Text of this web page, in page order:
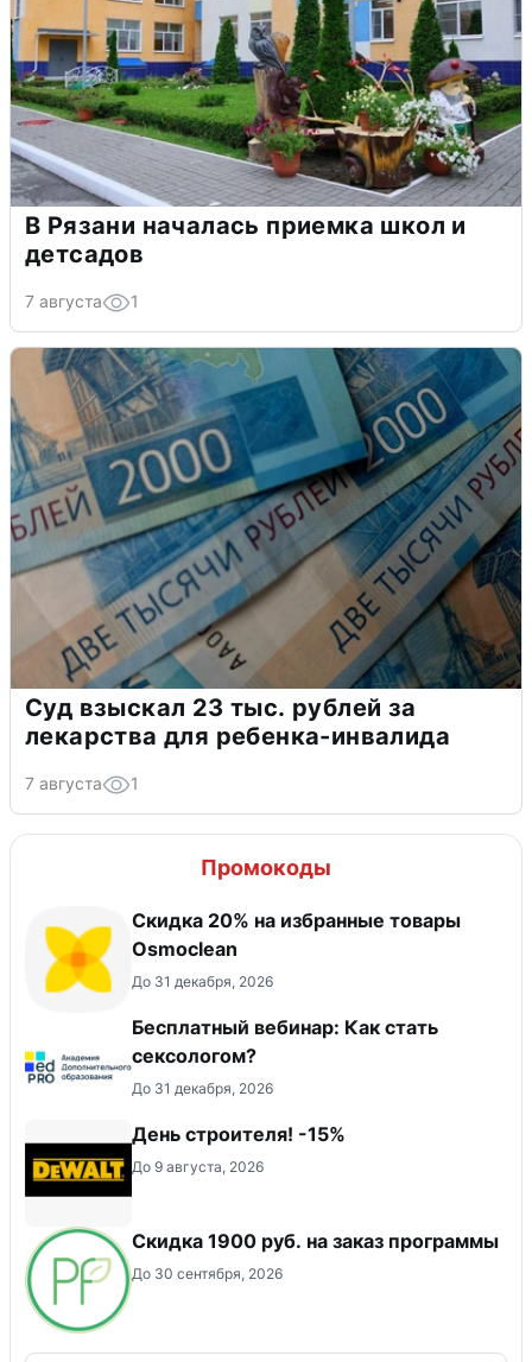
В Рязани началась приемка школ и
детсадов
7 августа 1
Суд взыскал 23 тыс. рублей за
лекарства для ребенка-инвалида
7 августа 1
Промокоды
Скидка 20% на избранные товары
Osmoclean
До 31 декабря, 2026
Бесплатный вебинар: Как стать
сексологом?
До 31 декабря, 2026
День строителя! -15%
До 9 августа, 2026
Скидка 1900 руб. на заказ программы
До 30 сентября, 2026